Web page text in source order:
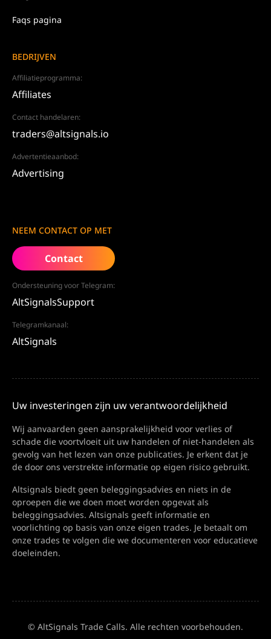
Faqs pagina
BEDRIJVEN
Affiliatieprogramma:
Affiliates
Contact handelaren:
traders@altsignals.io
Advertentieaanbod:
Advertising
NEEM CONTACT OP MET
Contact
Ondersteuning voor Telegram:
AltSignalsSupport
Telegramkanaal:
AltSignals
Uw investeringen zijn uw verantwoordelijkheid
Wij aanvaarden geen aansprakelijkheid voor verlies of
schade die voortvloeit uit uw handelen of niet-handelen als
gevolg van het lezen van onze publicaties. Je erkent dat je
de door ons verstrekte informatie op eigen risico gebruikt.
Altsignals biedt geen beleggingsadvies en niets in de
oproepen die we doen moet worden opgevat als
beleggingsadvies. Altsignals geeft informatie en
voorlichting op basis van onze eigen trades. Je betaalt om
onze trades te volgen die we documenteren voor educatieve
doeleinden.
© AltSignals Trade Calls. Alle rechten voorbehouden.